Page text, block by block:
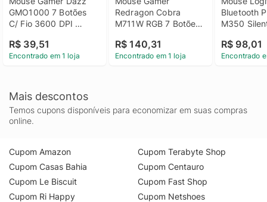
GMO1000 7 Botões
C/ Fio 3600 DPI
62000178
R$ 39,51
Encontrado em 1 loja
Redragon Cobra
M711W RGB 7 Botões
R$ 140,31
Encontrado em 1 loja
Bluetooth
M350
R$ 98,01
Encontrado
Mais descontos
Temos cupons disponíveis para economizar em suas compras
online.
Cupom Amazon
Cupom Casas Bahia
Cupom Le Biscuit
Cupom Ri Happy
Cupom Terabyte Shop
Cupom Centauro
Cupom Fast Shop
Cupom Netshoes